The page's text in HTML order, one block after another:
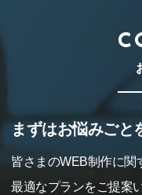
まずはお悩みごと
皆さまのWEB制作に関
最適なプランをご提案